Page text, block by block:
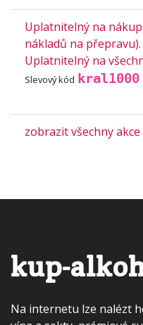
Uplatnitelný na
nákladů na
Uplatnitelný na
Slevový kód kral1000
zobrazit všechny akce
kup-
Na internetu lze nalézt